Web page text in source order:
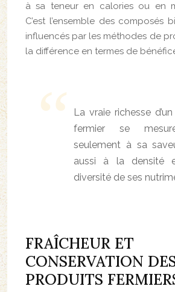
à sa teneur en calories ou en
C’est l’ensemble des composés
influencés par les méthodes de
la différence en termes de
La vraie richesse
fermier se
seulement à sa
aussi à la densité
diversité de ses
FRAÎCHEUR ET
CONSERVATION
PRODUITS